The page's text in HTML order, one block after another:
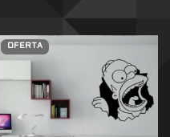
OFERTA